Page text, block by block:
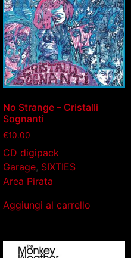
No Strange – Cristalli
Sognanti
€10.00
CD digipack
Garage, SIXTIES
Area Pirata
Aggiungi al carrello